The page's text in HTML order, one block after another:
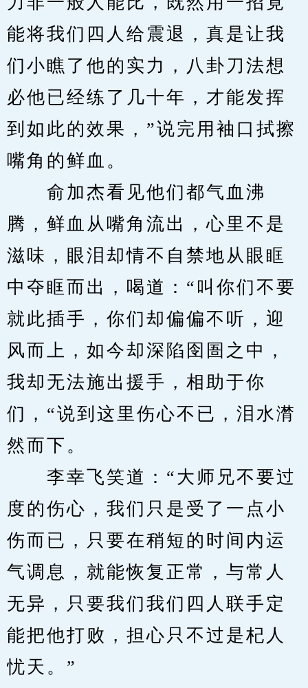
能将我们四人给震退，真是让我
们小瞧了他的实力，八卦刀法想
必他已经练了几十年，才能发挥
到如此的效果，”说完用袖口拭擦
嘴角的鲜血。
俞加杰看见他们都气血沸
腾，鲜血从嘴角流出，心里不是
滋味，眼泪却情不自禁地从眼眶
中夺眶而出，喝道：“叫你们不要
就此插手，你们却偏偏不听，迎
风而上，如今却深陷囹圄之中，
我却无法施出援手，相助于你
们，“说到这里伤心不已，泪水潸
然而下。
李幸飞笑道：“大师兄不要过
度的伤心，我们只是受了一点小
伤而已，只要在稍短的时间内运
气调息，就能恢复正常，与常人
无异，只要我们我们四人联手定
能把他打败，担心只不过是杞人
忧天。”